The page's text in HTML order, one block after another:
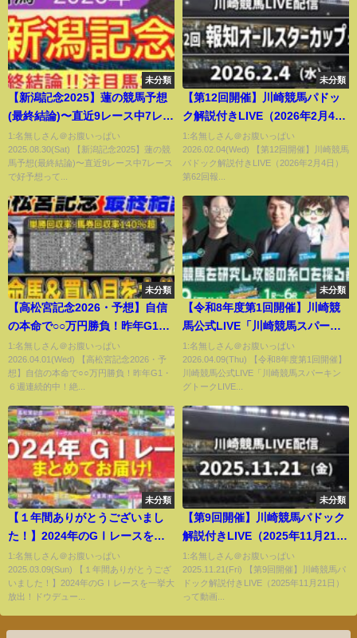
未分類
【新潟記念2025】蓮の競馬予想
(最終結論)〜直近9レース中7レー
スで好予想
1:名無しさん＠お腹いっぱい
2025.08.30(Sat) 【新潟記念2025】蓮の競
馬予想(最終結論)〜直近9レース中7レース
で好予想って...
未分類
【第12回開催】川崎競馬パドッ
ク解説付きLIVE（2026年2月4
日）第62回報知オールスターカ
ップSⅢ
1:名無しさん＠お腹いっぱい
2026.02.04(Wed) 【第12回開催】川崎競馬
パドック解説付きLIVE（2026年2月4日）
第62回報...
未分類
【高松宮記念2026・予想】自信
の本命で○○万円勝負！昨年G1・
６週連続的中！絶好調で話題沸
騰のプロ予想家が高配当３連単
の買い目まで公開！！
1:名無しさん＠お腹いっぱい
2026.04.01(Wed) 【高松宮記念2026・予
想】自信の本命で○○万円勝負！昨年G1・
６週連続的中！絶...
未分類
【令和8年度第1回開催】川崎競
馬公式LIVE「川崎競馬スパーキ
ングトークLIVE LABO PLUS／
LABO」
1:名無しさん＠お腹いっぱい
2026.04.09(Thu) 【令和8年度第1回開催】
川崎競馬公式LIVE「川崎競馬スパーキン
グトークLIVE...
未分類
【１年間ありがとうございまし
た！】2024年のGⅠレースを一
挙大放出！ドウデュース、ダノ
ンデサイル、チェルヴィニア、
レモンポップ…数々の名勝負・
1:名無しさん＠お腹いっぱい
2025.03.09(Sun) 【１年間ありがとうござ
いました！】2024年のGⅠレースを一挙大
放出！ドウデュー...
未分類
【第9回開催】川崎競馬パドック
解説付きLIVE（2025年11月21
日）
1:名無しさん＠お腹いっぱい
2025.11.21(Fri) 【第9回開催】川崎競馬パ
ドック解説付きLIVE（2025年11月21日）
って動画...